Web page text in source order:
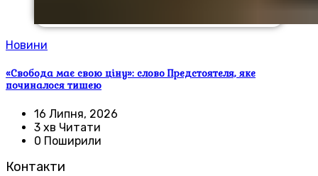
Новини
«Свобода має свою ціну»: слово Предстоятеля, яке
починалося тишею
16 Липня, 2026
3 хв Читати
0 Поширили
Контакти